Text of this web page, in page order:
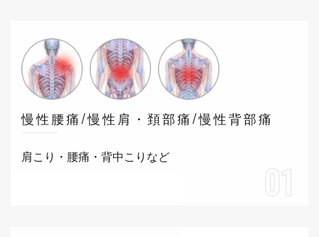
慢性腰痛/慢性肩・頚部痛/慢性背部痛
肩こり・腰痛・背中こりなど
01